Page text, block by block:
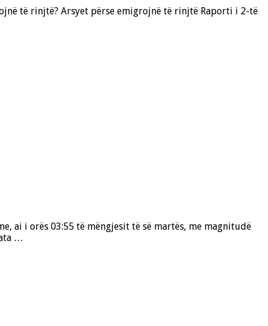
të rinjtë? Arsyet përse emigrojnë të rinjtë Raporti i 2-të
ai i orës 03:55 të mëngjesit të së martës, me magnitudë
…